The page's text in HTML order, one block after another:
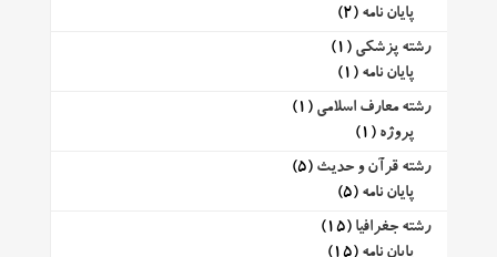
پایان نامه (2)
رشته پزشکی (1)
پایان نامه (1)
رشته معارف اسلامی (1)
پروژه (1)
رشته قرآن و حدیث (5)
پایان نامه (5)
رشته جغرافیا (15)
پایان نامه (15)